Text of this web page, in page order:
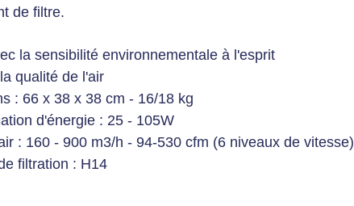
de filtre.
la sensibilité environnementale à l'esprit
qualité de l'air
: 66 x 38 x 38 cm - 16/18 kg
d'énergie : 25 - 105W
: 160 - 900 m3/h - 94-530 cfm (6 niveaux de vitesse)
filtration : H14